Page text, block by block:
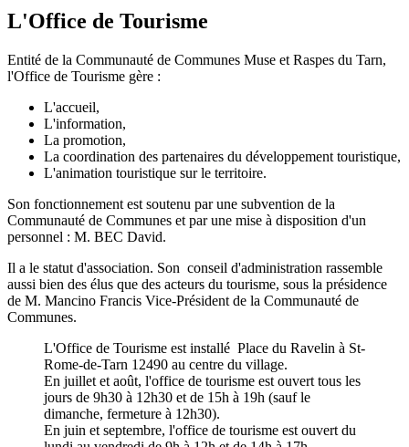
L'Office de Tourisme
Entité de la Communauté de Communes Muse et Raspes du Tarn,
l'Office de Tourisme gère :
L'accueil,
L'information,
La promotion,
La coordination des partenaires du développement touristique,
L'animation touristique sur le territoire.
Son fonctionnement est soutenu par une subvention de la
Communauté de Communes et par une mise à disposition d'un
personnel : M. BEC David.
Il a le statut d'association. Son conseil d'administration rassemble
aussi bien des élus que des acteurs du tourisme, sous la présidence
de M. Mancino Francis Vice-Président de la Communauté de
Communes.
L'Office de Tourisme est installé Place du Ravelin à St-
Rome-de-Tarn 12490 au centre du village.
En juillet et août, l'office de tourisme est ouvert tous les
jours de 9h30 à 12h30 et de 15h à 19h (sauf le
dimanche, fermeture à 12h30).
En juin et septembre, l'office de tourisme est ouvert du